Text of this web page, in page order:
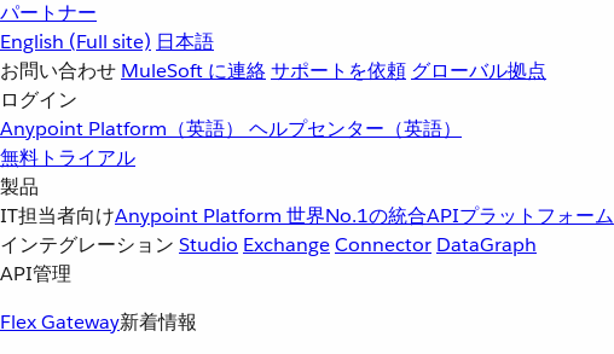
パートナー
English (Full site) 日本語
お問い合わせ MuleSoft に連絡サポートを依頼 グローバル拠点
ログイン
Anypoint Platform（英語） ヘルプセンター（英語）
無料トライアル
製品
IT担当者向けAnypoint Platform 世界No.1の統合APIプラットフォーム
インテグレーション Studio ExchangeConnector DataGraph
API管理
Flex Gateway新着情報